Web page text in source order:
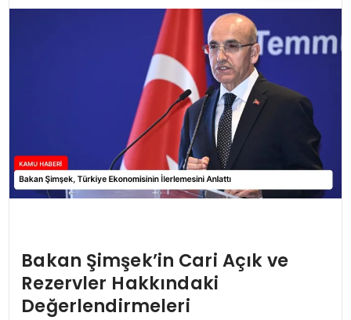
Bakan Şimşek’in Cari Açık ve
Rezervler Hakkındaki
Değerlendirmeleri